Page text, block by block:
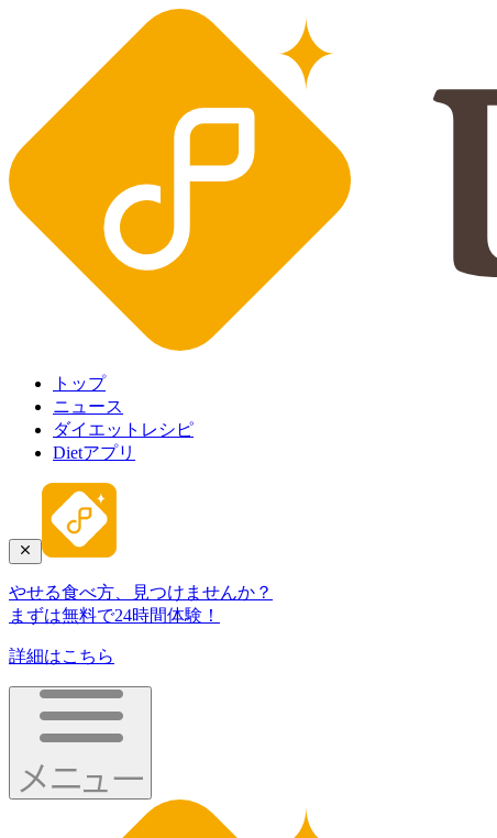
トップ
ニュース
ダイエットレシピ
Dietアプリ
やせる食べ方、見つけませんか？
まずは無料で24時間体験！
詳細はこちら